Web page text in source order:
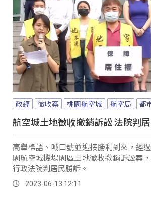
政經 徵收案 桃園航空城 航空局 都
航空城土地徵收撤銷訴訟 法院判
高舉標語、喊口號並迎接勝利到來，經
園航空城機場園區土地徵收撤銷訴訟案
行政法院判居民勝訴。
2023-06-13 12:11